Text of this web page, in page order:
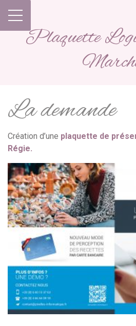
Plaquette
La demande
Création d’une plaquette de
Régie.